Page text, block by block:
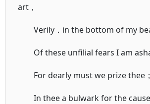
art，
Verily．in the bottom of my
Of these unfilial fears I am
For dearly must we prize thee
In thee a bulwark for the